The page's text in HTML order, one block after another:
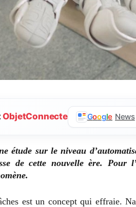
ObjetConnecte Google News
étude sur le niveau
de cette nouvelle ère. Pour
est un concept qui effraie.